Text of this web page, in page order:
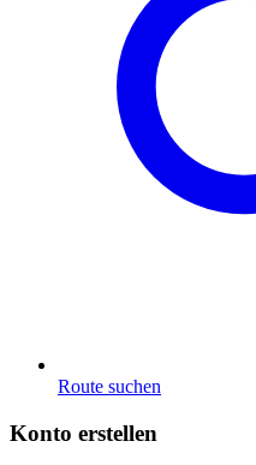
Route suchen
Konto erstellen